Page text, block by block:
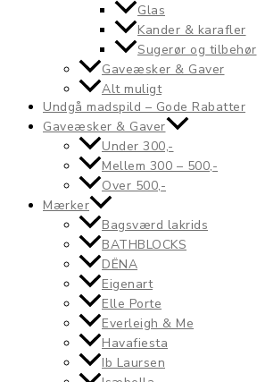
Glas
Kander & karafler
Sugerør og tilbehør
Gaveæsker & Gaver
Alt muligt
Undgå madspild – Gode Rabatter
Gaveæsker & Gaver
Under 300,-
Mellem 300 – 500,-
Over 500,-
Mærker
Bagsværd lakrids
BATHBLOCKS
DËNA
Eigenart
Elle Porte
Everleigh & Me
Havafiesta
Ib Laursen